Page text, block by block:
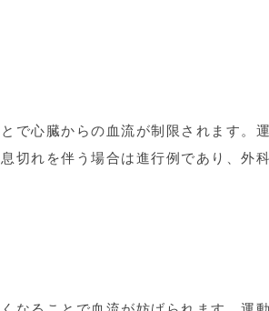
で心臓からの血流が制限されます。
切れを伴う場合は進行例であり、外